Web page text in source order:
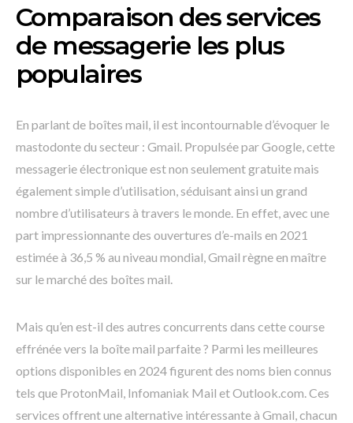
Comparaison des services
de messagerie les plus
populaires
En parlant de boîtes mail, il est incontournable d’évoquer le
mastodonte du secteur : Gmail. Propulsée par Google, cette
messagerie électronique est non seulement gratuite mais
également simple d’utilisation, séduisant ainsi un grand
nombre d’utilisateurs à travers le monde. En effet, avec une
part impressionnante des ouvertures d’e-mails en 2021
estimée à 36,5 % au niveau mondial, Gmail règne en maître
sur le marché des boîtes mail.
Mais qu’en est-il des autres concurrents dans cette course
effrénée vers la boîte mail parfaite ? Parmi les meilleures
options disponibles en 2024 figurent des noms bien connus
tels que ProtonMail, Infomaniak Mail et Outlook.com. Ces
services offrent une alternative intéressante à Gmail, chacun